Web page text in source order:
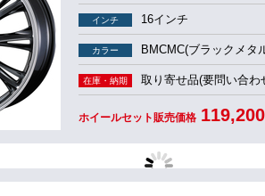
インチ 16インチ
カラー BMCMC(ブラックメタ
在庫・納期 取り寄せ品(要問い合わ
ホイールセット販売価格